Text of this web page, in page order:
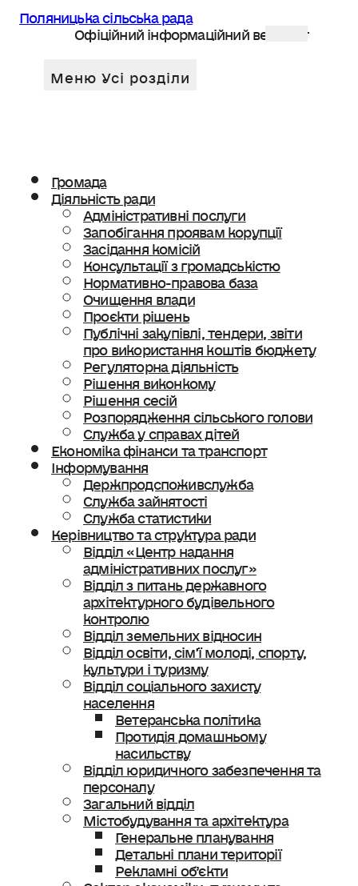
Поляницька сільська рада
Офіційний інформаційний веб сайт
Громада
Діяльність ради
Адміністративні послуги
Запобігання проявам корупції
Засідання комісій
Консультації з громадськістю
Нормативно-правова база
Очищення влади
Проєкти рішень
Публічні закупівлі, тендери, звіти
про використання коштів бюджету
Регуляторна діяльність
Рішення виконкому
Рішення сесій
Розпорядження сільського голови
Служба у справах дітей
Економіка фінанси та транспорт
Інформування
Держпродспоживслужба
Служба зайнятості
Служба статистики
Керівництво та структура ради
Відділ «Центр надання
адміністративних послуг»
Відділ з питань державного
архітектурного будівельного
контролю
Відділ земельних відносин
Відділ освіти, сімʼї молоді, спорту,
культури і туризму
Відділ соціального захисту
населення
Ветеранська політика
Протидія домашньому
насильству
Відділ юридичного забезпечення та
персоналу
Загальний відділ
Містобудування та архітектура
Генеральне планування
Детальні плани території
Рекламні об’єкти